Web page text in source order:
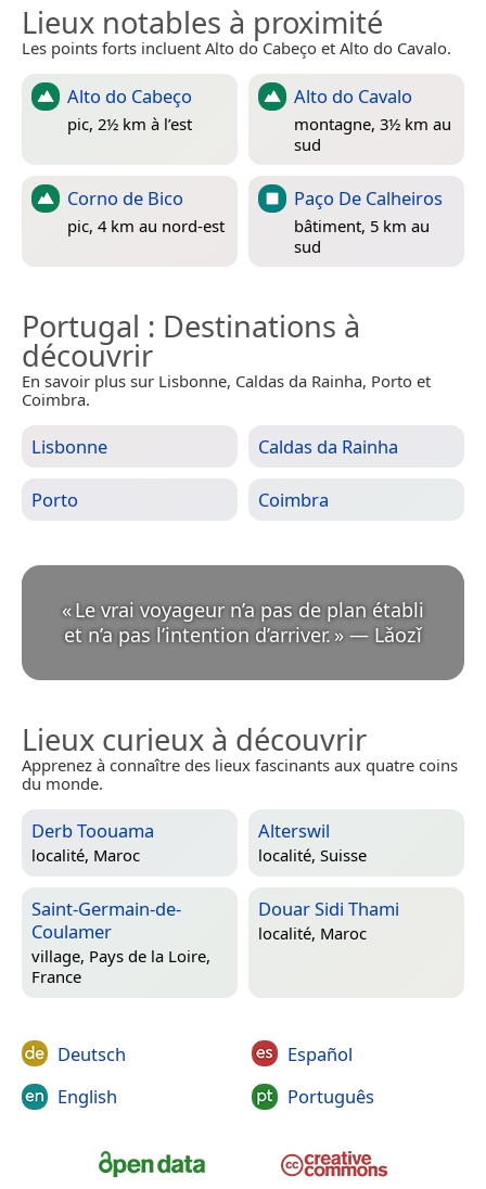
Lieux notables à proximité
Les points forts incluent Alto do Cabeço et Alto do Cavalo.
Alto do Cabeço
pic, 2½ km à l’est
Alto do Cavalo
montagne, 3½ km au
sud
Corno de Bico
pic, 4 km au nord-est
Paço De Calheiros
bâtiment, 5 km au
sud
Portugal : Destinations à
découvrir
En savoir plus sur Lisbonne, Caldas da Rainha, Porto et
Coimbra.
Lisbonne Caldas da Rainha
Porto Coimbra
«Le vrai voyageur n’a pas de plan établi
et n’a pas l’intention d’arriver. » — Lǎozǐ
Lieux curieux à découvrir
Apprenez à connaître des lieux fascinants aux quatre coins
du monde.
Derb Toouama
localité, Maroc
Alterswil
localité, Suisse
Saint-Germain-de-
Coulamer
village, Pays de la Loire,
France
Douar Sidi Thami
localité, Maroc
Deutsch
English
Español
Português